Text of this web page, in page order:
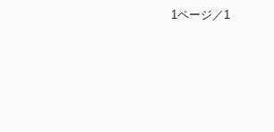
1ページ／1